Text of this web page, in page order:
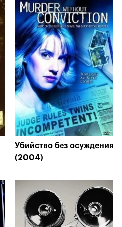
Убийство без осуждения
(2004)